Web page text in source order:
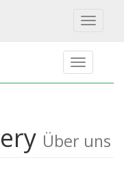
Toggle
Über uns